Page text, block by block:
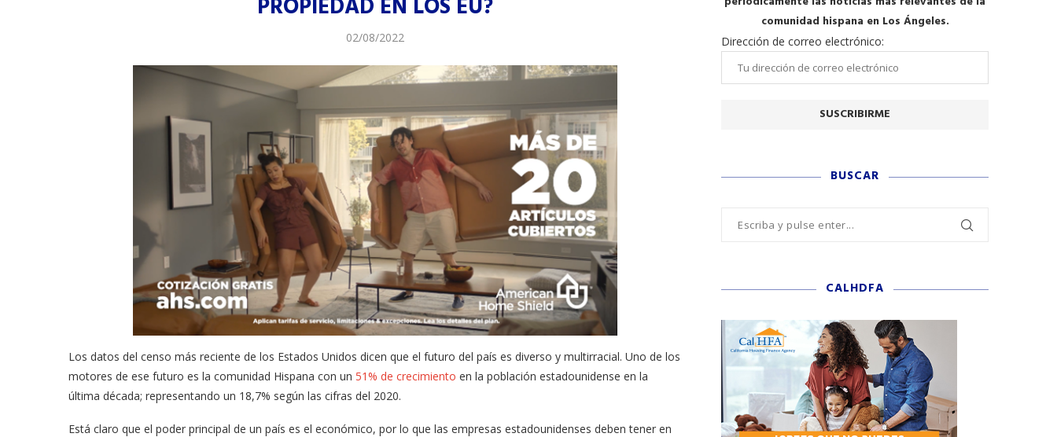
PROPIEDAD EN LOS EU?
02/08/2022
Los datos del censo más reciente de los Estados Unidos dicen que el futuro del país es diverso y multirracial. Uno de los
motores de ese futuro es la comunidad Hispana con un 51% de crecimiento en la población estadounidense en la
última década; representando un 18,7% según las cifras del 2020.
Está claro que el poder principal de un país es el económico, por lo que las empresas estadounidenses deben tener en
comunidad hispana en Los Ángeles.
Dirección de correo electrónico:
BUSCAR
CALHDFA